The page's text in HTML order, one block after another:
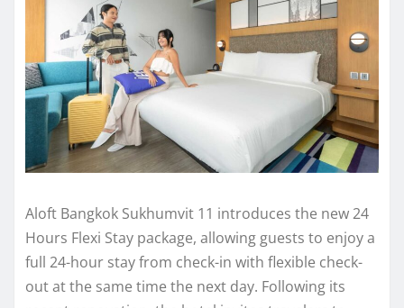
Aloft Bangkok Sukhumvit 11 introduces the new 24
Hours Flexi Stay package, allowing guests to enjoy a
full 24-hour stay from check-in with flexible check-
out at the same time the next day. Following its